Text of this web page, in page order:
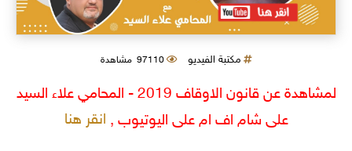
مكتبة الفيديو 97110 مشاهدة
لمشاهدة عن قانون الاوقاف 2019 - المحامي علاء السيد
على شام اف ام على اليوتيوب , انقر هنا